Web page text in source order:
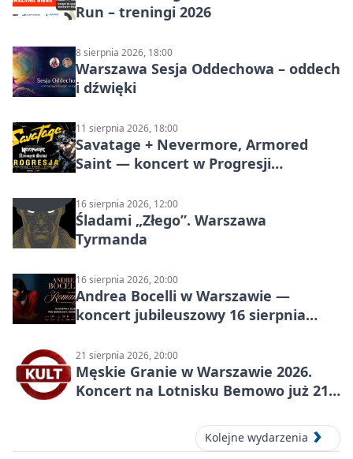
Run – treningi 2026
8 sierpnia 2026, 18:00
Warszawa Sesja Oddechowa – oddech
i dźwięki
11 sierpnia 2026, 18:00
Savatage + Nevermore, Armored
Saint — koncert w Progresji
16 sierpnia 2026, 12:00
Śladami „Złego”. Warszawa
Tyrmanda
16 sierpnia 2026, 20:00
Andrea Bocelli w Warszawie —
koncert jubileuszowy 16 sierpnia
21 sierpnia 2026, 20:00
Męskie Granie w Warszawie 2026.
Koncert na Lotnisku Bemowo już 21
Kolejne wydarzenia